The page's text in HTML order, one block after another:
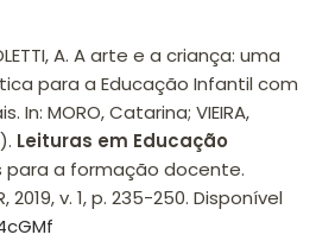
A. A arte e a criança: uma
para a Educação Infantil com
In: MORO, Catarina; VIEIRA,
Leituras em Educação
para a formação docente.
2019, v. 1, p. 235-250. Disponível